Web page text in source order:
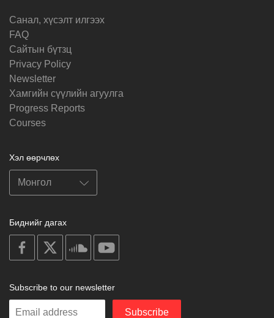
Санал, хүсэлт илгээх
FAQ
Cайтын бүтзц
Privacy Policy
Newsletter
Хамгийн сүүлийн агуулга
Progress Reports
Courses
Хэл өөрчлөх
Биднийг дагах
on
facebook
soundcloud
Subscribe to our newsletter
Enter
Subscribe